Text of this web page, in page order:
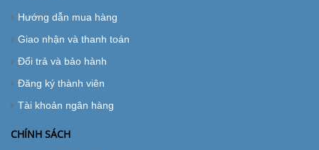
Hướng dẫn mua hàng
Giao nhận và thanh toán
Đổi trả và bảo hành
Đăng ký thành viên
Tài khoản ngân hàng
CHÍNH SÁCH